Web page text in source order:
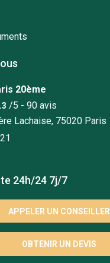
20ème
/5 - 90 avis
Lachaise, 75020 Paris
24h/24 7j/7
APPELER UN CONSEILLER
OBTENIR UN DEVIS